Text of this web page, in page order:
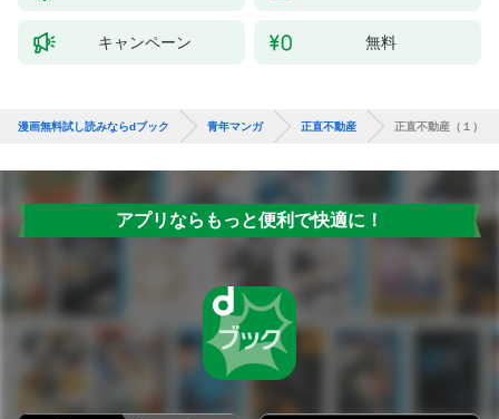
キャンペーン 無料
漫画無料試し読みならdブック 青年マンガ 正直不動産 正直不動産（１）
アプリならもっと便利で快適に！